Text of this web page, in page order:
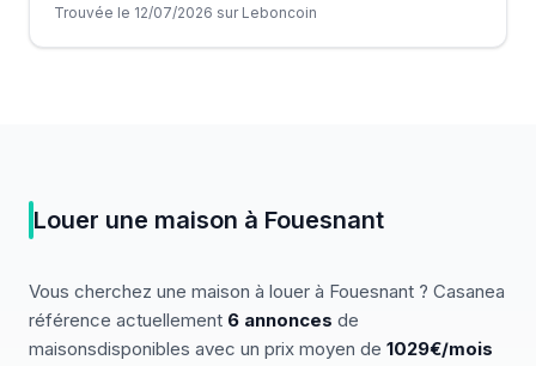
Trouvée le 12/07/2026 sur Leboncoin
Louer une maison à Fouesnant
Vous cherchez une maison à louer à Fouesnant ? Casanea
référence actuellement 6 annonces de
maisonsdisponibles avec un prix moyen de 1029€/mois